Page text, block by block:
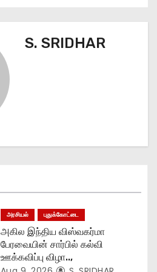
S. SRIDHAR
அரசியல் புதுக்கோட்டை
அகில இந்திய விஸ்வகர்மா
பேரவையின் சார்பில் கல்வி
ஊக்கவிப்பு விழா..,